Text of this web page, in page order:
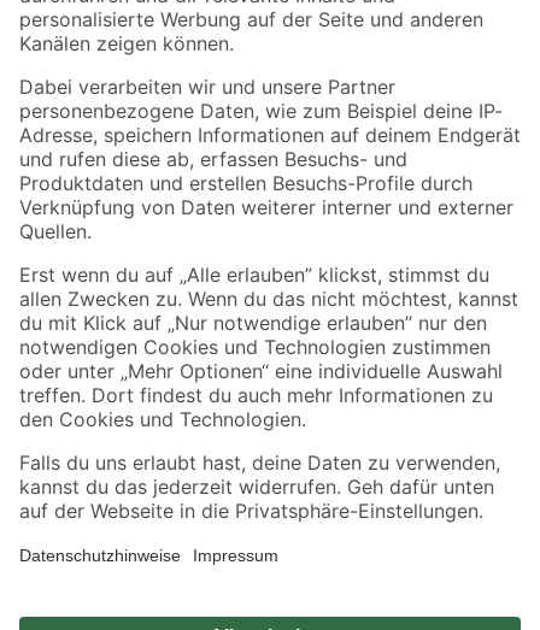
Folge uns
Zahlungsarten Versandarten
Sicher einkaufen
Jetzt die toom-App herunterladen
Alle Preisangaben in EUR inkl. gesetzl. MwSt.. Die dargestellten Angebote sind unter
Umständen nicht in allen Märkten verfügbar. Die angegebenen Verfügbarkeiten beziehen
Produkte nur solange der Vorrat reicht.
*Paketversand ab 59 € versandkostenfrei, gilt nicht für Artikel mit Speditionsversand, hier